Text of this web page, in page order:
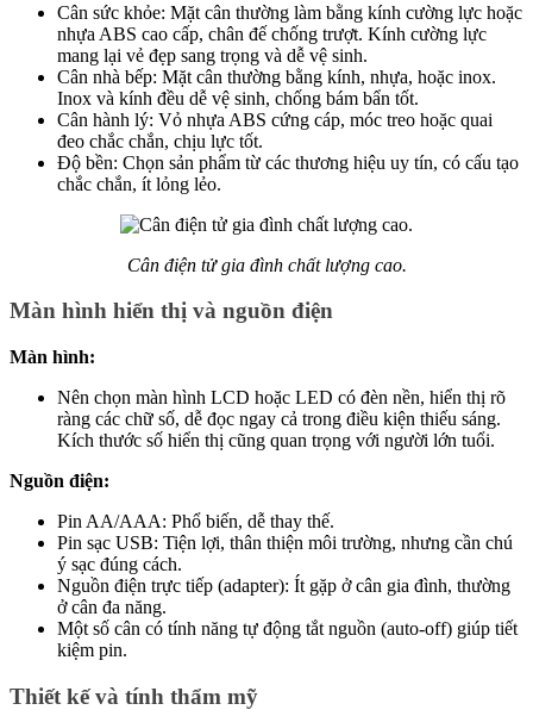
Cân sức khỏe: Mặt cân thường làm bằng kính cường lực hoặc
nhựa ABS cao cấp, chân đế chống trượt. Kính cường lực
mang lại vẻ đẹp sang trọng và dễ vệ sinh.
Cân nhà bếp: Mặt cân thường bằng kính, nhựa, hoặc inox.
Inox và kính đều dễ vệ sinh, chống bám bẩn tốt.
Cân hành lý: Vỏ nhựa ABS cứng cáp, móc treo hoặc quai
đeo chắc chắn, chịu lực tốt.
Độ bền: Chọn sản phẩm từ các thương hiệu uy tín, có cấu tạo
chắc chắn, ít lỏng lẻo.
Cân điện tử gia đình chất lượng cao.
Màn hình hiển thị và nguồn điện
Màn hình:
Nên chọn màn hình LCD hoặc LED có đèn nền, hiển thị rõ
ràng các chữ số, dễ đọc ngay cả trong điều kiện thiếu sáng.
Kích thước số hiển thị cũng quan trọng với người lớn tuổi.
Nguồn điện:
Pin AA/AAA: Phổ biến, dễ thay thế.
Pin sạc USB: Tiện lợi, thân thiện môi trường, nhưng cần chú
ý sạc đúng cách.
Nguồn điện trực tiếp (adapter): Ít gặp ở cân gia đình, thường
ở cân đa năng.
Một số cân có tính năng tự động tắt nguồn (auto-off) giúp tiết
kiệm pin.
Thiết kế và tính thẩm mỹ